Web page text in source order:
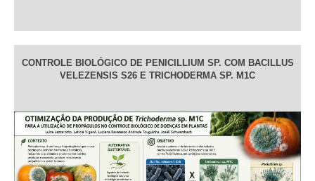
CONTROLE BIOLÓGICO DE PENICILLIUM SP. COM BACILLUS
VELEZENSIS S26 E TRICHODERMA SP. M1C